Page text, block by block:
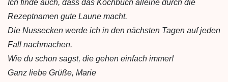
Ich finde auch, dass das Kochbuch alleine durch die
Rezeptnamen gute Laune macht.
Die Nussecken werde ich in den nächsten Tagen auf jeden
Fall nachmachen.
Wie du schon sagst, die gehen einfach immer!
Ganz liebe Grüße, Marie